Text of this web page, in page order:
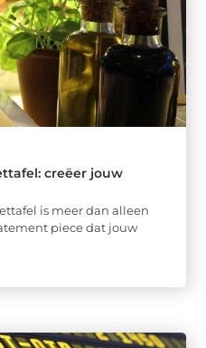
creëer jouw
is meer dan alleen
piece dat jouw